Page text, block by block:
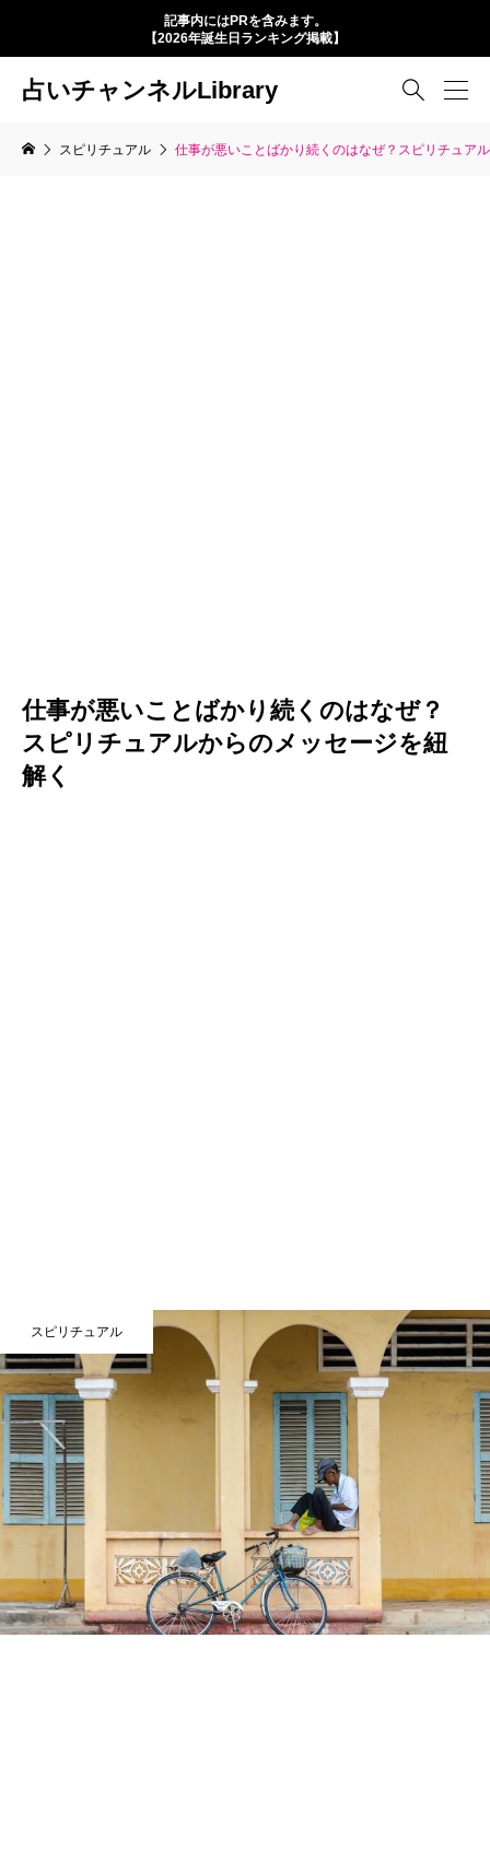
記事内にはPRを含みます。
【2026年誕生日ランキング掲載】
占いチャンネルLibrary 
スピリチュアル 仕事が悪いことばかり続くのはなぜ？スピリチュア
仕事が悪いことばかり続くのはなぜ？
スピリチュアルからのメッセージを紐
解く
スピリチュアル